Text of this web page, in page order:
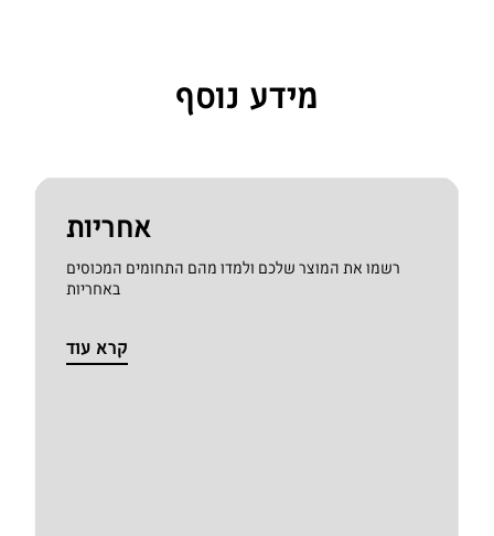
מידע נוסף
אחריות
רשמו את המוצר שלכם ולמדו מהם התחומים המכוסים
באחריות
קרא עוד